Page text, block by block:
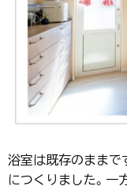
浴室は既存のままで
につくりました。一